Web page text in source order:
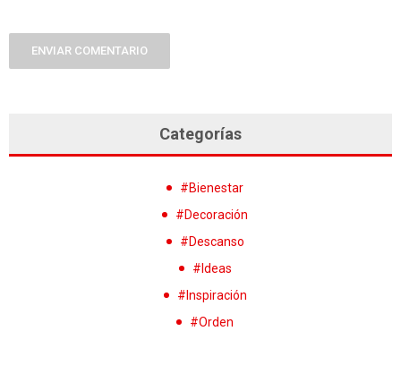
ENVIAR COMENTARIO
Categorías
#Bienestar
#Decoración
#Descanso
#Ideas
#Inspiración
#Orden